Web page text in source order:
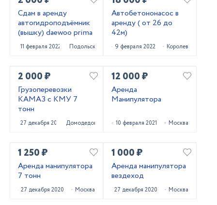
Сдам в аренду
автогидроподъёмник
(вышку) daewoo prima
11 февраля 2022 Подольск
Автобетононасос в
аренду ( от 26 до
42м)
9 февраля 2022 Королев
2 000 ₽
Грузоперевозки
КАМАЗ с КМУ 7
тонн
27 декабря 2021 Домодедово
12 000 ₽
Аренда
Манипулятора
10 февраля 2021 Москва
1 250 ₽
Аренда манипулятора
7 тонн
27 декабря 2020 Москва
1 000 ₽
Аренда манипулятора
вездеход
27 декабря 2020 Москва